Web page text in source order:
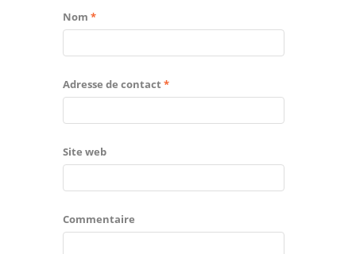
Nom *
Adresse de contact *
Site web
Commentaire